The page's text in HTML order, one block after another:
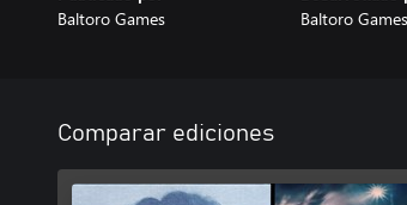
Baltoro Games Baltoro
Comparar ediciones